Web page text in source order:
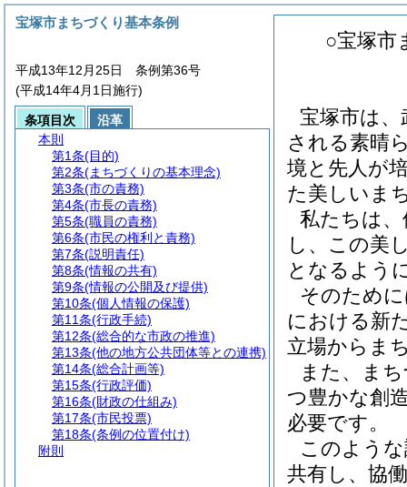
○宝塚市
宝塚市は
される素晴
境と先人が
た美しいま
私たちは
し、この美
となるよう
そのため
における新
立場からま
また、ま
つ豊かな創
必要です。
このよう
共有し、協
宝塚市まちづくり基本条例
平成13年12月25日 条例第36号
(平成14年4月1日施行)
条項目次
沿革
本則
第1条(目的)
第2条(まちづくりの基本理念)
第3条(市の責務)
第4条(市長の責務)
第5条(職員の責務)
第6条(市民の権利と責務)
第7条(説明責任)
第8条(情報の共有)
第9条(情報の公開及び提供)
第10条(個人情報の保護)
第11条(行政手続)
第12条(総合的な市政の推進)
第13条(他の地方公共団体等との連携)
第14条(総合計画等)
第15条(行政評価)
第16条(財政の仕組み)
第17条(市民投票)
第18条(条例の位置付け)
附則